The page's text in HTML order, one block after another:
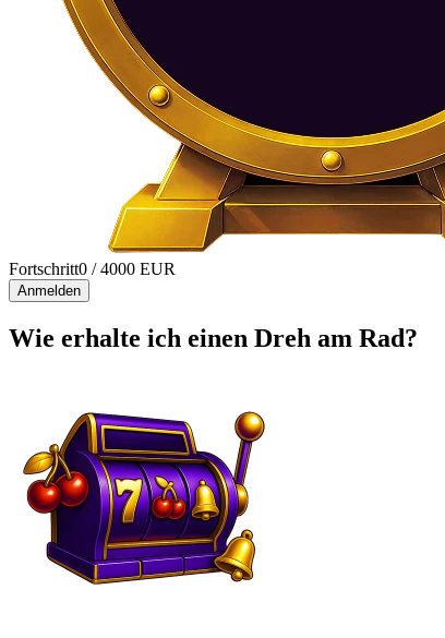
Fortschritt0 / 4000 EUR
Anmelden
Wie erhalte ich einen Dreh am Rad?